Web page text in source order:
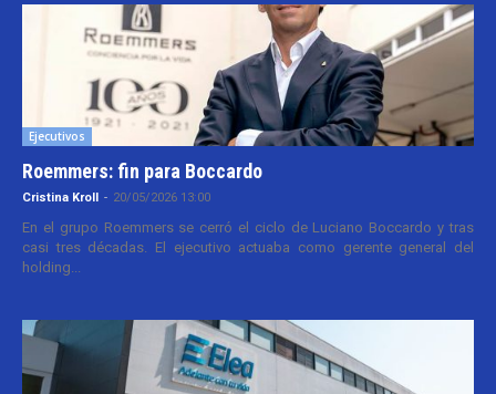
Ejecutivos
Roemmers: fin para Boccardo
Cristina Kroll - 20/05/2026 13:00
En el grupo Roemmers se cerró el ciclo de Luciano Boccardo y tras
casi tres décadas. El ejecutivo actuaba como gerente general del
holding...